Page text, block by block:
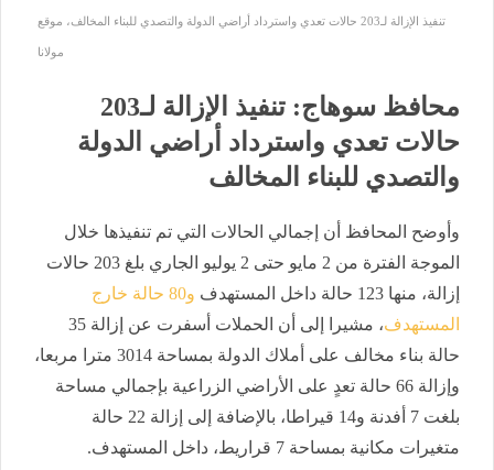
تنفيذ الإزالة لـ203 حالات تعدي واسترداد أراضي الدولة والتصدي للبناء المخالف، موقع
مولانا
محافظ سوهاج: تنفيذ الإزالة لـ203
حالات تعدي واسترداد أراضي الدولة
والتصدي للبناء المخالف
وأوضح المحافظ أن إجمالي الحالات التي تم تنفيذها خلال
الموجة الفترة من 2 مايو حتى 2 يوليو الجاري بلغ 203 حالات
إزالة، منها 123 حالة داخل المستهدف
و80 حالة خارج
المستهدف
، مشيرا إلى أن الحملات أسفرت عن إزالة 35
حالة بناء مخالف على أملاك الدولة بمساحة 3014 مترا مربعا،
وإزالة 66 حالة تعدٍ على الأراضي الزراعية بإجمالي مساحة
بلغت 7 أفدنة و14 قيراطا، بالإضافة إلى إزالة 22 حالة
متغيرات مكانية بمساحة 7 قراريط، داخل المستهدف.